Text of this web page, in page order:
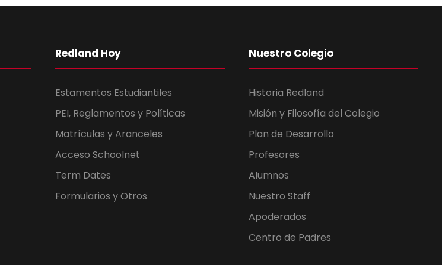
Redland Hoy
Estamentos Estudiantiles
PEI, Reglamentos y Políticas
Matrículas y Aranceles
Acceso Schoolnet
Term Dates
Formularios y Otros
Nuestro Colegio
Historia Redland
Misión y Filosofía del Colegio
Plan de Desarrollo
Profesores
Alumnos
Nuestro Staff
Apoderados
Centro de Padres